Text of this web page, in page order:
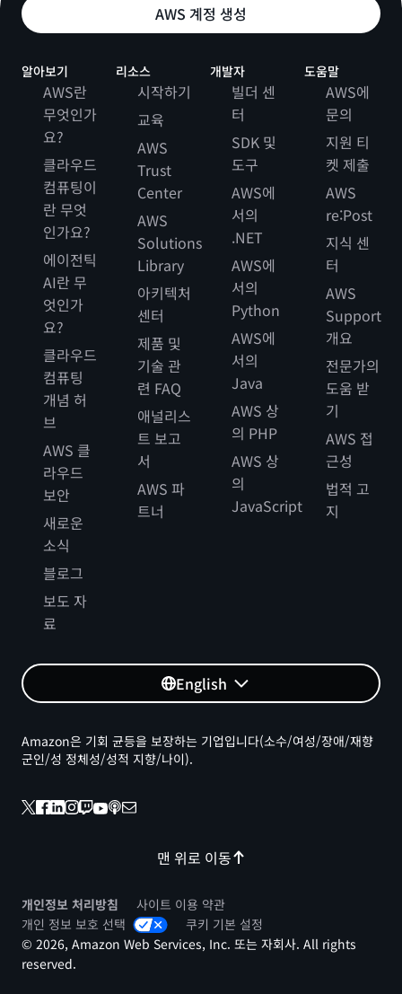
디지털 서비스 개발을 위한 브라질 정부의 사용자 인터페이
스 디자인 표준 및 템플릿입니다.
웹 사이트
영국
설계 시스템
GOV.UK 디자인 시스템은 서비스를 GOV.UK와 일관되게 만
들고자 하는 사용자를 위한 스타일, 구성 요소 및 패턴을 제공
합니다.
웹 사이트
스코틀랜드
Digital Scotland Design System
Digital Scotland Design System은 스코틀랜드 정부 및 기
타 스코틀랜드 공공 기관의 웹 사이트 및 웹 애플리케이션을
위한 정적 웹 자산을 제공합니다.
웹 사이트
영국
Hackney 설계 시스템
Hackney Design System은 Hackney Council 플랫폼 및
을 포함하고 있습니다.
영국
국민 보건 서비스 (NHS)...
AWS 계정 생성
알아보기
AWS란
무엇인가
요?
클라우드
컴퓨팅이
란 무엇
인가요?
에이전틱
AI란 무
엇인가
요?
클라우드
컴퓨팅
개념 허
브
AWS 클
라우드
보안
새로운
소식
블로그
보도 자
료
리소스
시작하기
교육
AWS
Trust
Center
AWS
Solutions
Library
아키텍처
센터
제품 및
기술 관
련 FAQ
애널리스
트 보고
서
AWS 파
트너
개발자
빌더 센
터
SDK 및
도구
AWS에
서의
.NET
AWS에
서의
Python
AWS에
서의
Java
AWS 상
의 PHP
AWS 상
의
JavaScript
도움말
AWS에
문의
지원 티
켓 제출
AWS
re:Post
지식 센
터
AWS
Support
개요
전문가의
도움 받
기
AWS 접
근성
법적 고
지
English
맨 위로 이동
Amazon은 기회 균등을 보장하는 기업입니다(소수/여성/장애/재향
군인/성 정체성/성적 지향/나이).
개인정보 처리방침
사이트 이용 약관
개인 정보 보호 선택
쿠키 기본 설정
© 2026, Amazon Web Services, Inc. 또는 자회사. All rights
reserved.